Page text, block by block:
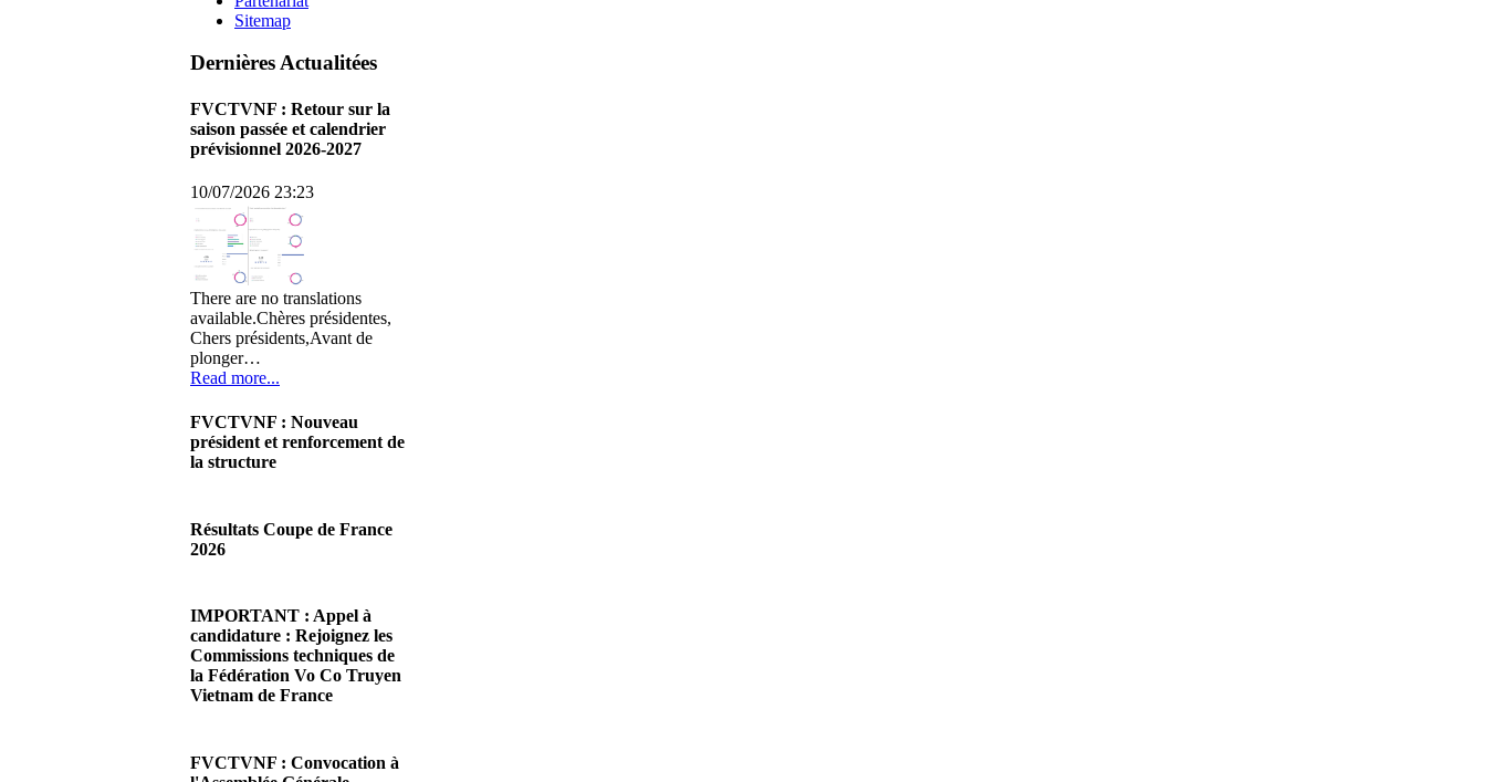
Sitemap
Dernières Actualitées
FVCTVNF : Retour sur la
saison passée et calendrier
prévisionnel 2026-2027
10/07/2026 23:23
There are no translations
available.Chères présidentes,
Chers présidents,Avant de
plonger…
Read more...
FVCTVNF : Nouveau
président et renforcement de
la structure
There are no translations
available.Chères Présidentes,
Read more...
Résultats Coupe de France
2026
There are no translations
available.Cliquez sur ce lien
pour accéder aux résultats
Read more...
IMPORTANT : Appel à
candidature : Rejoignez les
Commissions techniques de
la Fédération Vo Co Truyen
Vietnam de France
There are no translations
FVCTVNF : Convocation à